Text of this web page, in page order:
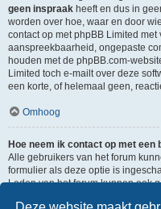
geen inspraak heeft en dus in
worden over hoe, waar en door
contact op met phpBB Limited
aanspreekbaarheid, ongepaste
houden met de phpBB.com-
Limited toch e-mailt over deze
een korte, of helemaal geen,
Omhoog
Hoe neem ik contact op met een
Alle gebruikers van het forum
formulier als deze optie is
Leden van het forum kunnen ook